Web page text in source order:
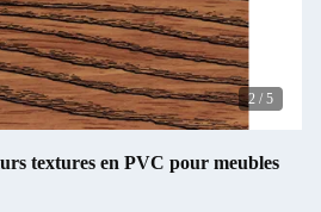
2 / 5
textures en PVC pour meubles